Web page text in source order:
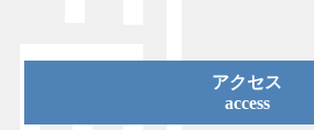
アクセス
access